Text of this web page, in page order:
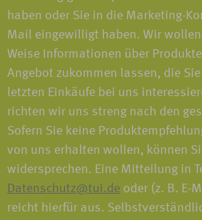
haben oder Sie in die Marketing-
Mail eingewilligt haben. Wir
Weise Informationen über
Angebot zukommen lassen, die
letzten Einkäufe bei uns
richten wir uns streng nach den
Sofern Sie keine
von uns erhalten wollen, können
widersprechen. Eine Mitteilung in
Datenschutz@tui.de oder (z. B. E-
reicht hierfür aus.